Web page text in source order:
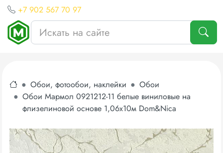
+7 902 567 70 97
Обои, фотообои, наклейки
Обои
Обои Мармол 0921212-11 белые виниловые на
флизелиновой основе 1,06х10м Dom&Nica